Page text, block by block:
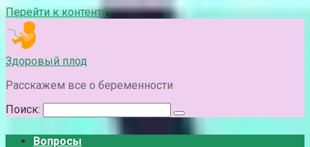
Перейти к контенту
Здоровый плод
Расскажем все о беременности
Поиск:
Вопросы